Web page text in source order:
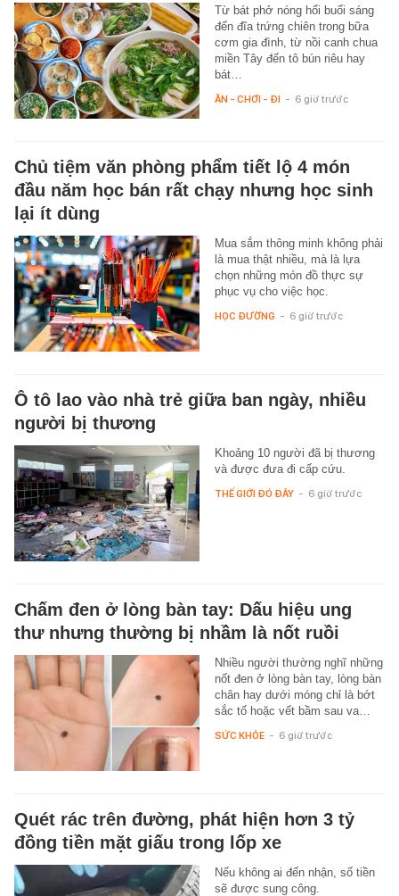
Từ bát phở nóng hổi buổi sáng
đến đĩa trứng chiên trong bữa
cơm gia đình, từ nồi canh chua
miền Tây đến tô bún riêu hay
bát…
ĂN - CHƠI - ĐI - 6 giờ trước
Chủ tiệm văn phòng phẩm tiết lộ 4 món
đầu năm học bán rất chạy nhưng học sinh
lại ít dùng
Mua sắm thông minh không phải
là mua thật nhiều, mà là lựa
chọn những món đồ thực sự
phục vụ cho việc học.
HỌC ĐƯỜNG - 6 giờ trước
Ô tô lao vào nhà trẻ giữa ban ngày, nhiều
người bị thương
Khoảng 10 người đã bị thương
và được đưa đi cấp cứu.
THẾ GIỚI ĐÓ ĐÂY - 6 giờ trước
Chấm đen ở lòng bàn tay: Dấu hiệu ung
thư nhưng thường bị nhầm là nốt ruồi
Nhiều người thường nghĩ những
nốt đen ở lòng bàn tay, lòng bàn
chân hay dưới móng chỉ là bớt
sắc tố hoặc vết bầm sau va…
SỨC KHỎE - 6 giờ trước
Quét rác trên đường, phát hiện hơn 3 tỷ
đồng tiền mặt giấu trong lốp xe
Nếu không ai đến nhận, số tiền
sẽ được sung công.